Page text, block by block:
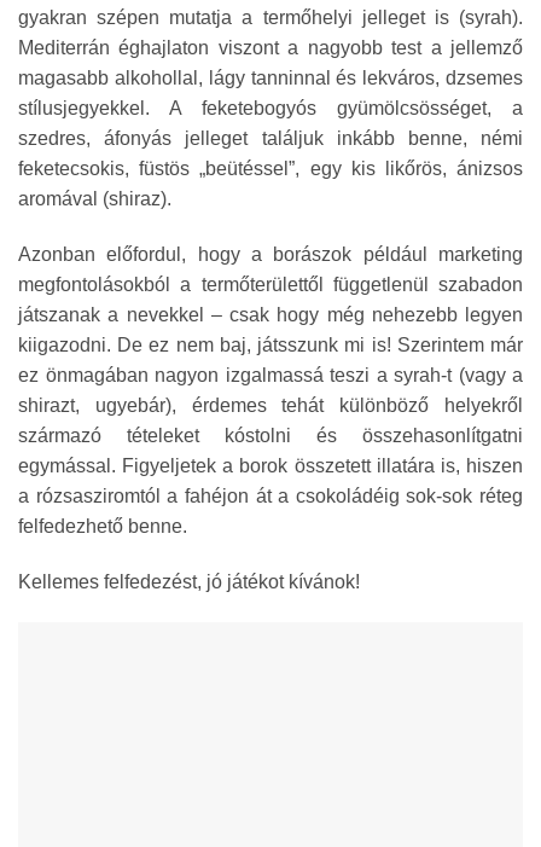
gyakran szépen mutatja a termőhelyi jelleget is (syrah).
Mediterrán éghajlaton viszont a nagyobb test a jellemző
magasabb alkohollal, lágy tanninnal és lekváros, dzsemes
stílusjegyekkel. A feketebogyós gyümölcsösséget, a
szedres, áfonyás jelleget találjuk inkább benne, némi
feketecsokis, füstös „beütéssel”, egy kis likőrös, ánizsos
aromával (shiraz).
Azonban előfordul, hogy a borászok például marketing
megfontolásokból a termőterülettől függetlenül szabadon
játszanak a nevekkel – csak hogy még nehezebb legyen
kiigazodni. De ez nem baj, játsszunk mi is! Szerintem már
ez önmagában nagyon izgalmassá teszi a syrah-t (vagy a
shirazt, ugyebár), érdemes tehát különböző helyekről
származó tételeket kóstolni és összehasonlítgatni
egymással. Figyeljetek a borok összetett illatára is, hiszen
a rózsasziromtól a fahéjon át a csokoládéig sok-sok réteg
felfedezhető benne.
Kellemes felfedezést, jó játékot kívánok!